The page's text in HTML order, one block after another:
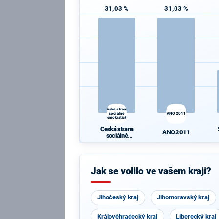
31,03 %
Česká strana
sociálně
demokratická
Česká strana
sociálně
31,03 %
ANO 2011
ANO 2011
Jak se volilo ve vašem kraji?
Jihočeský kraj Jihomoravský kraj
Královéhradecký kraj Liberecký kraj